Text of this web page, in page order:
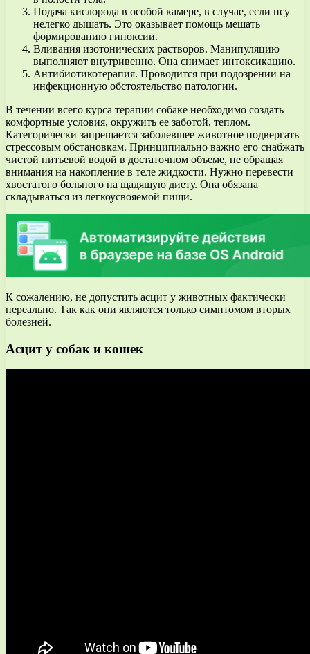
Подача кислорода в особой камере, в случае, если псу
нелегко дышать. Это оказывает помощь мешать
формированию гипоксии.
Вливания изотонических растворов. Манипуляцию
выполняют внутривенно. Она снимает интоксикацию.
Антибиотикотерапия. Проводится при подозрении на
инфекционную обстоятельство патологии.
В течении всего курса терапии собаке необходимо создать
комфортные условия, окружить ее заботой, теплом.
Категорически запрещается заболевшее животное подвергать
стрессовым обстановкам. Принципиально важно его снабжать
чистой питьевой водой в достаточном объеме, не обращая
внимания на накопление в теле жидкости. Нужно перевести
хвостатого больного на щадящую диету. Она обязана
складываться из легкоусвояемой пищи.
К сожалению, не допустить асцит у животных фактически
нереально. Так как они являются только симптомом вторых
болезней.
Асцит у собак и кошек